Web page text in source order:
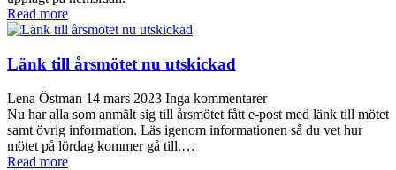
Read more
Länk till årsmötet nu utskickad
Lena Östman 14 mars 2023 Inga kommentarer
Nu har alla som anmält sig till årsmötet fått e-post med länk till mötet
samt övrig information. Läs igenom informationen så du vet hur
mötet på lördag kommer gå till.…
Read more